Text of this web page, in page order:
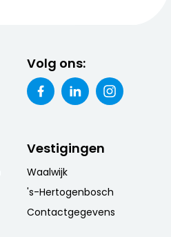
Volg ons:
Vestigingen
Waalwijk
's-Hertogenbosch
Contactgegevens